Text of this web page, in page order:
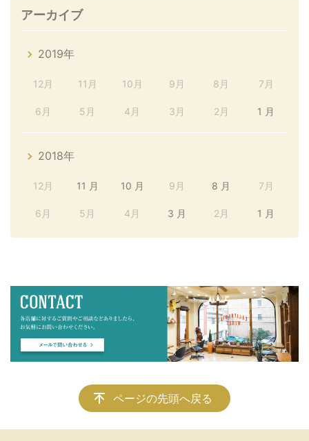
アーカイブ
2019年
12月 11月 10月 9月 8月 7月
6月 5月 4月 3月 2月 1 月
2018年
12月 11 月 10 月 9月 8 月 7月
6月 5月 4月 3 月 2月 1 月
ページの先頭へ戻る